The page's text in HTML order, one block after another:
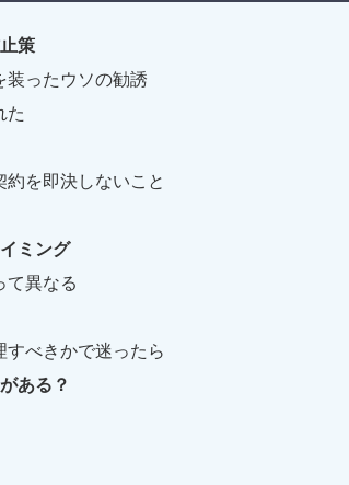
策
装ったウソの勧誘
た
を即決しないこと
ミング
て異なる
べきかで迷ったら
ある？